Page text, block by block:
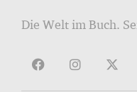
Die Welt im Buch.